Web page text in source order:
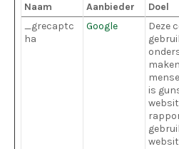
Naam Aanbieder Doel
_grecaptc
ha
Google
Deze
is